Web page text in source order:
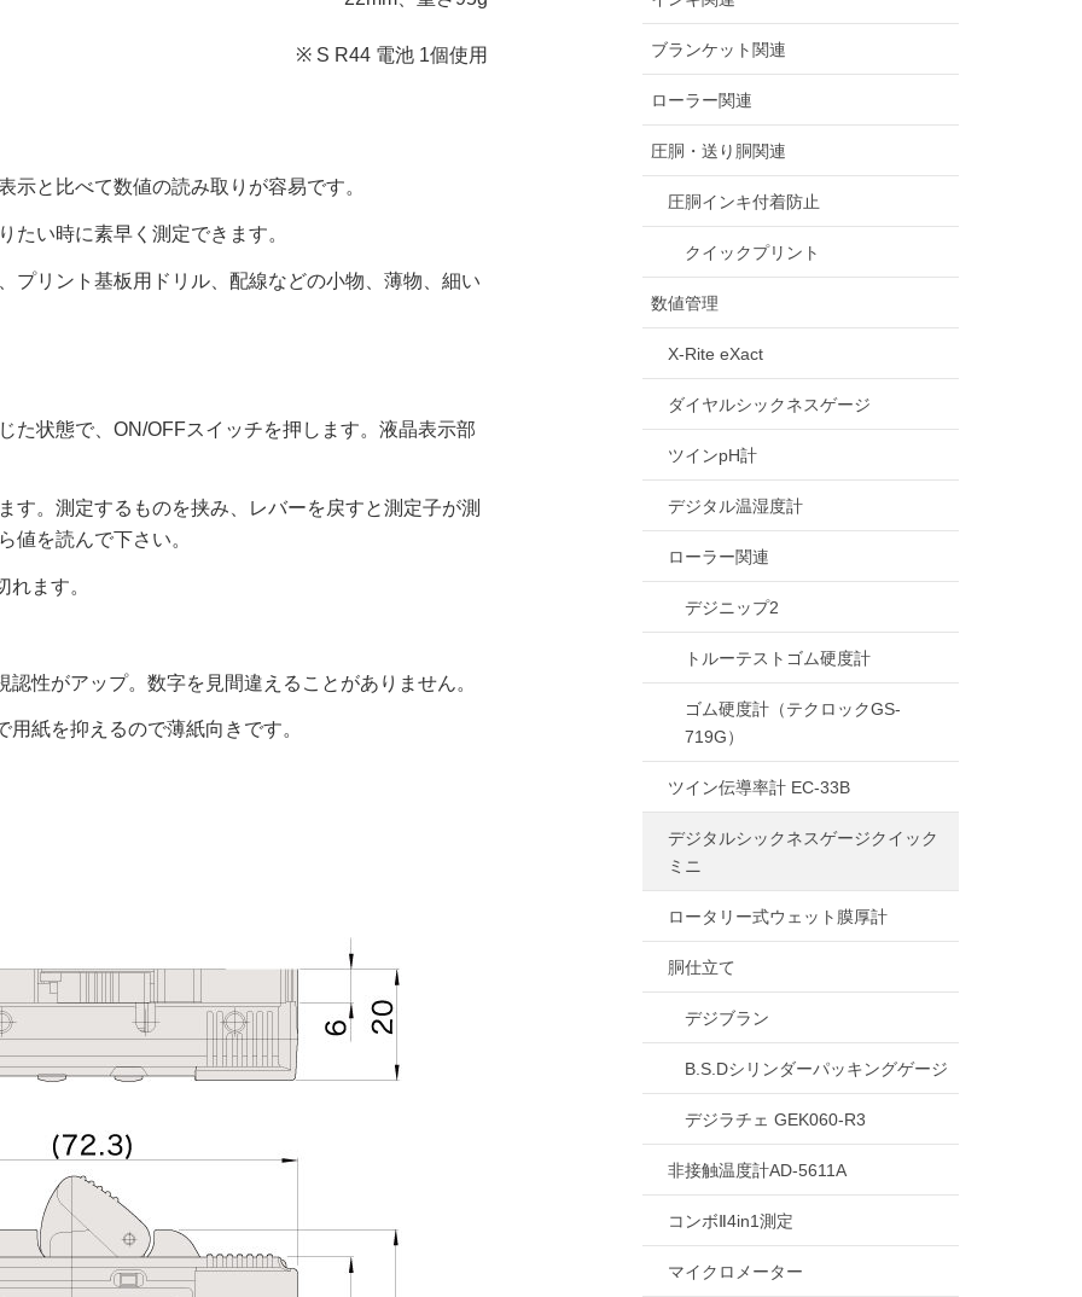
※ S R44 電池 1個使用
示と比べて数値の読み取りが容易です。
たい時に素早く測定できます。
プリント基板用ドリル、配線などの小物、薄物、細い
た状態で、ON/OFFスイッチを押します。液晶表示部
す。測定するものを挟み、レバーを戻すと測定子が測
値を読んで下さい。
ます。
認性がアップ。数字を見間違えることがありません。
用紙を抑えるので薄紙向きです。
ブランケット関連
ローラー関連
圧胴・送り胴関連
圧胴インキ付着防止
クイックプリント
数値管理
X-Rite eXact
ダイヤルシックネスゲージ
ツインpH計
デジタル温湿度計
ローラー関連
デジニップ2
トルーテストゴム硬度計
ゴム硬度計（テクロックGS-
719G）
ツイン伝導率計 EC-33B
デジタルシックネスゲージクイック
ミニ
ロータリー式ウェット膜厚計
胴仕立て
デジブラン
B.S.Dシリンダーパッキングゲージ
デジラチェ GEK060-R3
非接触温度計AD-5611A
コンボⅡ4in1測定
マイクロメーター